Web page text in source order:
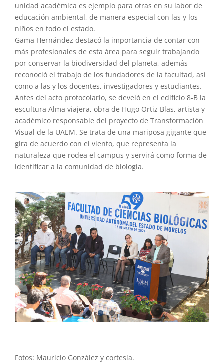
unidad académica es ejemplo para otras en su labor de
educación ambiental, de manera especial con las y los
niños en todo el estado.
Gama Hernández destacó la importancia de contar con
más profesionales de esta área para seguir trabajando
por conservar la biodiversidad del planeta, además
reconoció el trabajo de los fundadores de la facultad, así
como a las y los docentes, investigadores y estudiantes.
Antes del acto protocolario, se develó en el edificio 8-B la
escultura Alma viajera, obra de Hugo Ortiz Blas, artista y
académico responsable del proyecto de Transformación
Visual de la UAEM. Se trata de una mariposa gigante que
gira de acuerdo con el viento, que representa la
naturaleza que rodea el campus y servirá como forma de
identificar a la comunidad de biología.
Fotos: Mauricio González y cortesía.